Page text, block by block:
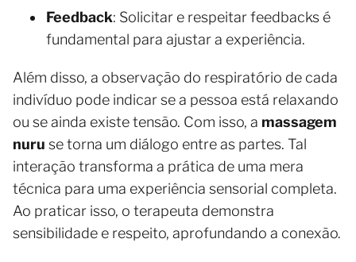
Feedback: Solicitar e respeitar feedbacks é
fundamental para ajustar a experiência.
Além disso, a observação do respiratório de cada
indivíduo pode indicar se a pessoa está relaxando
ou se ainda existe tensão. Com isso, a massagem
nuru se torna um diálogo entre as partes. Tal
interação transforma a prática de uma mera
técnica para uma experiência sensorial completa.
Ao praticar isso, o terapeuta demonstra
sensibilidade e respeito, aprofundando a conexão.